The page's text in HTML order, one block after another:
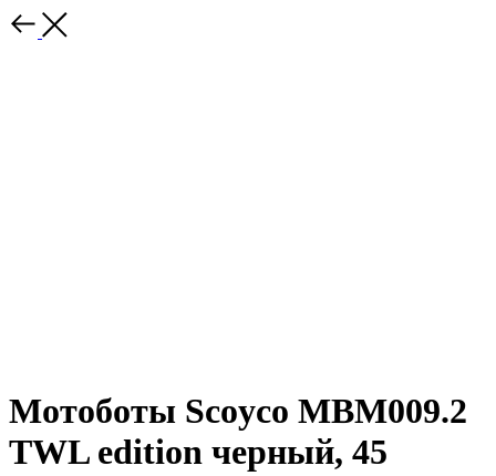
Мотоботы Scoyco MBM009.2
TWL edition черный, 45